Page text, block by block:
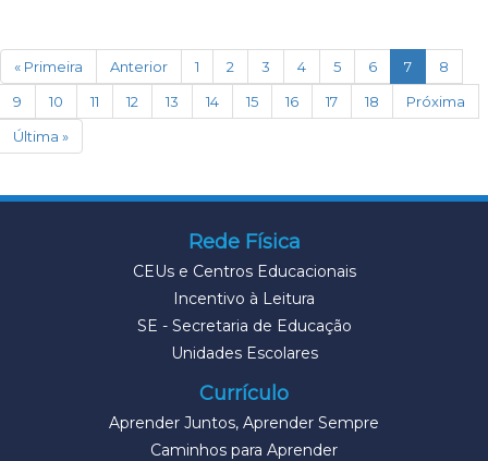
« Primeira Anterior 1 2 3 4 5 6 7(current)
8
9
10 11 12 13 14 15 16 17 18
Próxima
Última »
Rede Física
CEUs e Centros Educacionais
Incentivo à Leitura
SE - Secretaria de Educação
Unidades Escolares
Currículo
Aprender Juntos, Aprender Sempre
Caminhos para Aprender